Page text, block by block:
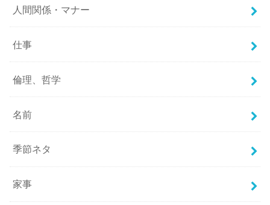
人間関係・マナー
仕事
倫理、哲学
名前
季節ネタ
家事